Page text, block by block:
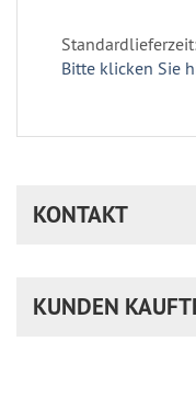
Bitte klicken Sie
KONTAKT
KUNDEN